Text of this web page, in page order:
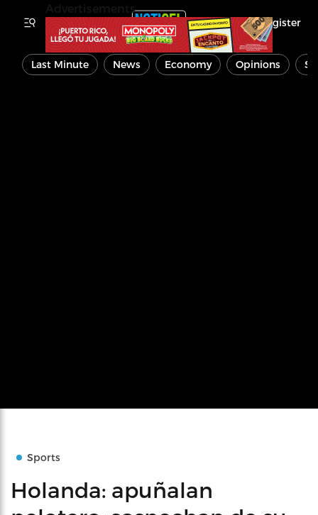
Register
Last Minute News Economy Opinions
Sports
Holanda: apuñalan
Advertisements